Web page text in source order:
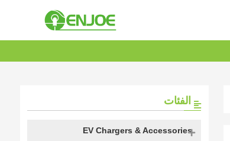
الفئات
EV Chargers & Accessories